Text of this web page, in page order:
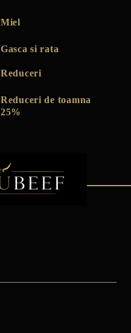
Miel
Gasca si rata
Reduceri
Reduceri de toamna
25%